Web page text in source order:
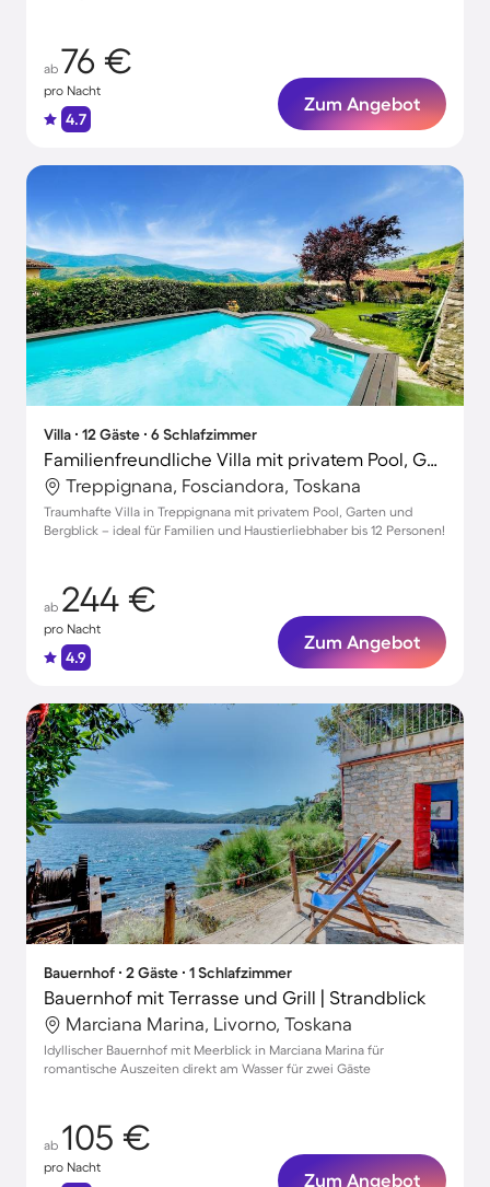
ab 76 €
pro Nacht
4.7
Zum Angebot
Villa ∙ 12 Gäste ∙ 6 Schlafzimmer
Familienfreundliche Villa mit privatem Pool, Garten und Whirlpool | Bergblick | Haustiere erlaubt
Treppignana, Fosciandora, Toskana
Traumhafte Villa in Treppignana mit privatem Pool, Garten und
Bergblick – ideal für Familien und Haustierliebhaber bis 12 Personen!
ab 244 €
pro Nacht
4.9
Zum Angebot
Bauernhof ∙ 2 Gäste ∙ 1 Schlafzimmer
Bauernhof mit Terrasse und Grill | Strandblick
Marciana Marina, Livorno, Toskana
Idyllischer Bauernhof mit Meerblick in Marciana Marina für
romantische Auszeiten direkt am Wasser für zwei Gäste
ab 105 €
pro Nacht
Zum Angebot